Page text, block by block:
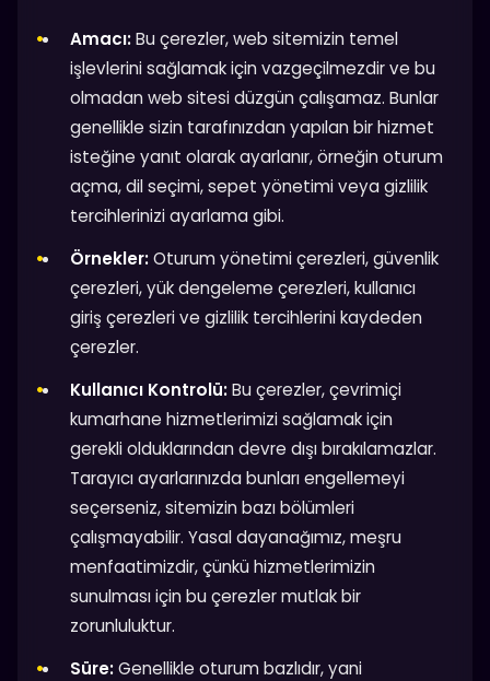
Amacı:Bu çerezler, web sitemizin temel
işlevlerini sağlamak için vazgeçilmezdir ve bu
olmadan web sitesi düzgün çalışamaz. Bunlar
genellikle sizin tarafınızdan yapılan bir hizmet
isteğine yanıt olarak ayarlanır, örneğin oturum
açma, dil seçimi, sepet yönetimi veya gizlilik
tercihlerinizi ayarlama gibi.
Örnekler:Oturum yönetimi çerezleri, güvenlik
çerezleri, yük dengeleme çerezleri, kullanıcı
giriş çerezleri ve gizlilik tercihlerini kaydeden
çerezler.
Kullanıcı Kontrolü:Bu çerezler, çevrimiçi
kumarhane hizmetlerimizi sağlamak için
gerekli olduklarından devre dışı bırakılamazlar.
Tarayıcı ayarlarınızda bunları engellemeyi
seçerseniz, sitemizin bazı bölümleri
çalışmayabilir. Yasal dayanağımız, meşru
menfaatimizdir, çünkü hizmetlerimizin
sunulması için bu çerezler mutlak bir
zorunluluktur.
Süre:Genellikle oturum bazlıdır, yani